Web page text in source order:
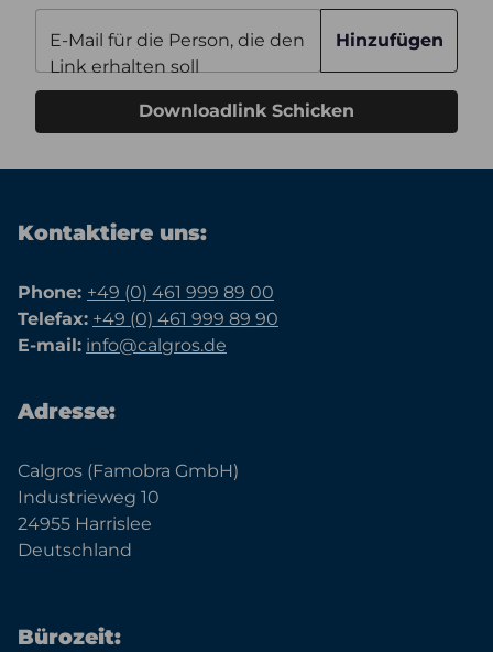
E-Mail für die Person, die den
Link erhalten soll
Hinzufügen
Downloadlink Schicken
Kontaktiere uns:
Phone: +49 (0) 461 999 89 00
Telefax: +49 (0) 461 999 89 90
E-mail: info@calgros.de
Adresse:
Calgros (Famobra GmbH)
Industrieweg 10
24955 Harrislee
Deutschland
Bürozeit: